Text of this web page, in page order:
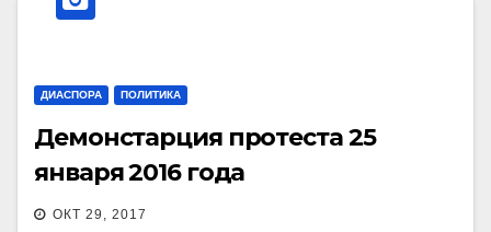
ДИАСПОРА ПОЛИТИКА
Демонстарция протеста 25
января 2016 года
ОКТ 29, 2017